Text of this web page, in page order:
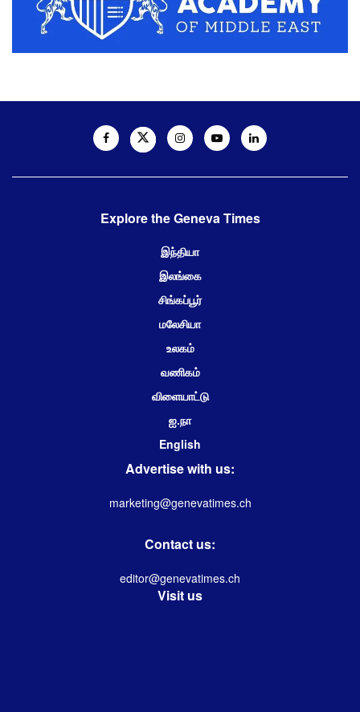
Explore the Geneva Times
இந்தியா
இலங்கை
சிங்கப்பூர்
மலேசியா
உலகம்
வணிகம்
விளையாட்டு
ஐ.நா
English
Advertise with us:
marketing@genevatimes.ch
Contact us:
editor@genevatimes.ch
Visit us